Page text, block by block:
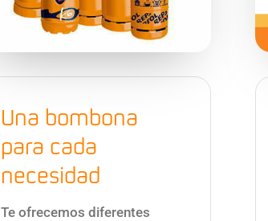
Una bombona
para cada
necesidad
Te ofrecemos diferentes